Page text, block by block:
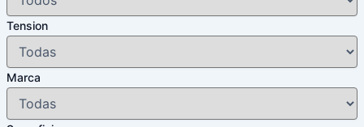
Tension
Marca